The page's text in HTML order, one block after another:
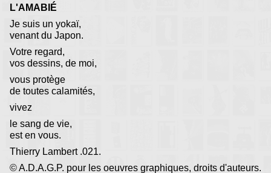
L'AMABIÉ
Je suis un yokaï,
venant du Japon.
Votre regard,
vos dessins, de moi,
vous protège
de toutes calamités,
vivez
le sang de vie,
est en vous.
Thierry Lambert .021.
© A.D.A.G.P. pour les oeuvres graphiques, droits d'auteurs.